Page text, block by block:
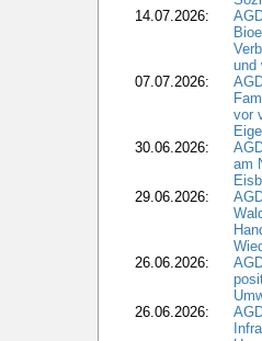
14.07.2026:
und
07.07.2026:
vor
30.06.2026:
am
29.06.2026:
26.06.2026:
26.06.2026: